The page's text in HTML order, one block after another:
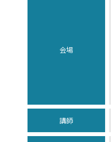
会場
講師